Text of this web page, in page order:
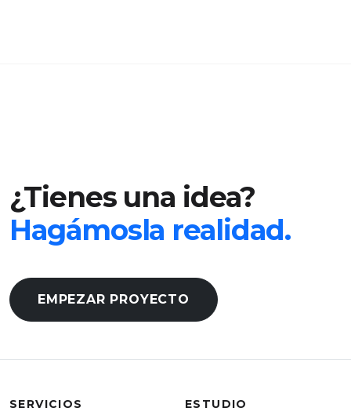
¿Tienes una idea?
Hagámosla realidad.
EMPEZAR PROYECTO
SERVICIOS
ESTUDIO